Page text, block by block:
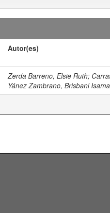
Autor(es)
Zerda Barreno, Elsie Ruth;
Yánez Zambrano, Brisbani